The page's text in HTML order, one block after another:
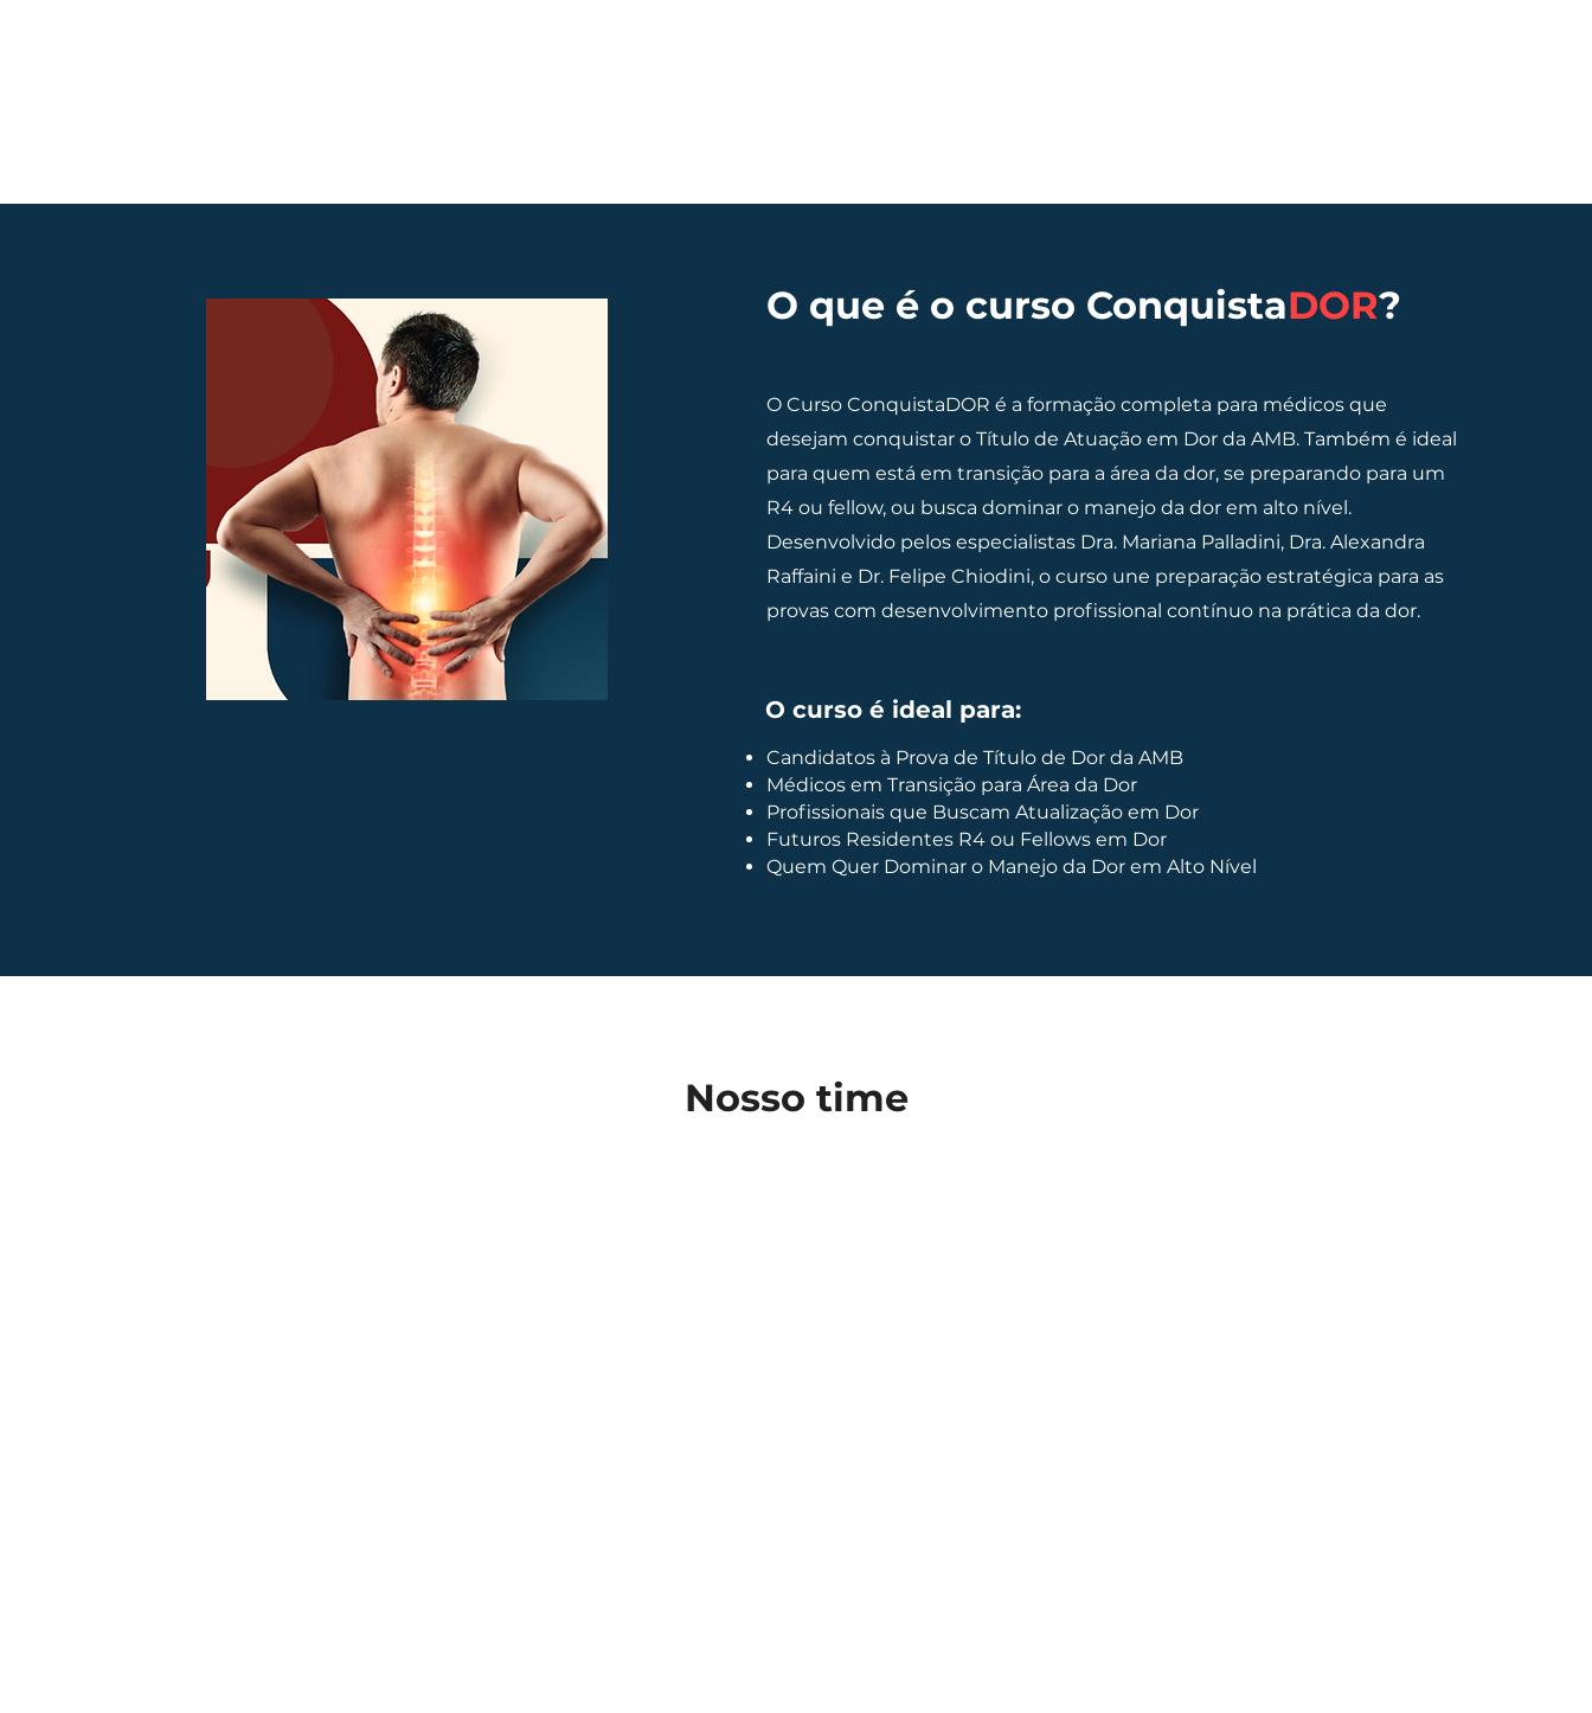
O que é o curso ConquistaDOR?
O Curso ConquistaDOR é a formação completa para médicos que
desejam conquistar o Título de Atuação em Dor da AMB. Também é ideal
para quem está em transição para a área da dor, se preparando para um
R4 ou fellow, ou busca dominar o manejo da dor em alto nível.
Desenvolvido pelos especialistas Dra. Mariana Palladini, Dra. Alexandra
Raffaini e Dr. Felipe Chiodini, o curso une preparação estratégica para as
provas com desenvolvimento profissional contínuo na prática da dor.
O curso é ideal para:
Candidatos à Prova de Título de Dor da AMB
Médicos em Transição para Área da Dor
Profissionais que Buscam Atualização em Dor
Futuros Residentes R4 ou Fellows em Dor
Quem Quer Dominar o Manejo da Dor em Alto Nível
Nosso time